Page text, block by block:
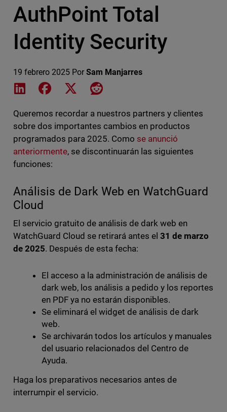
AuthPoint Total
Identity Security
19 febrero 2025 Por Sam Manjarres
Share on LinkedIn
Share on Facebook
Share on XShare on Reddit
Queremos recordar a nuestros partners y clientes
sobre dos importantes cambios en productos
programados para 2025. Como se anunció
anteriormente, se discontinuarán las siguientes
funciones:
Análisis de Dark Web en WatchGuard
Cloud
El servicio gratuito de análisis de dark web en
WatchGuard Cloud se retirará antes el31 de marzo
de 2025. Después de esta fecha:
El acceso a la administración de análisis de
dark web, los análisis a pedido y los reportes
en PDF ya no estarán disponibles.
Se eliminará el widget de análisis de dark
web.
Se archivarán todos los artículos y manuales
del usuario relacionados del Centro de
Ayuda.
Haga los preparativos necesarios antes de
interrumpir el servicio.